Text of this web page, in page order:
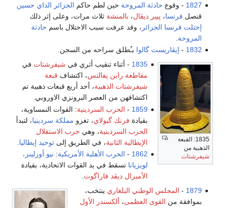
حادثة المروحةحين لطم حاكمالجزائر الداي حسين
پيير ديڤال،بالمنشةثلاث مرات، وعلى إثر ذلك
الجزائر، وقد عرفت سبب الاحتلال باسم حادثة
گالوايـُطلق سراحه من السجن.
1835- أثناء تنقيب أثري فيشيفرشتاتفي
مقاطعة راين پفالتس، اكتشافقبعة
شيفرشتات الذهبية
، أحد أربع قبعات ذهبية تم
اكتشافهن من العصر البرونزي الاوروبي.
1859
-الحرب السردينية: القوات النمساوية،
بقيادةفرنك گيولاي ، تغزو مملكة سردينيا ، لتبدأ
الحرب السردينية
، وهيحرب الاستقلال
الإيطالية الثانية
، في الطريق إلىتوحيد إيطاليا .
1862
- الحرب الأهلية الأمريكية:نيو أورلينز،
لويزياناتسقط في يد القوات الاتحادية، بقيادة
ديڤد فاراگوت.
الوطني البلغاريينتخب،
القوى العظمى،ألكسندر الأول